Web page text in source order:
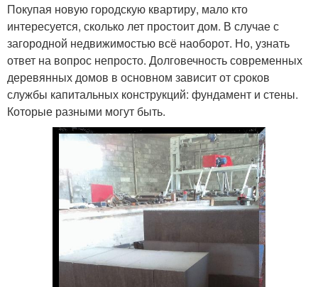
Покупая новую городскую квартиру, мало кто
интересуется, сколько лет простоит дом. В случае с
загородной недвижимостью всё наоборот. Но, узнать
ответ на вопрос непросто. Долговечность современных
деревянных домов в основном зависит от сроков
службы капитальных конструкций: фундамент и стены.
Которые разными могут быть.